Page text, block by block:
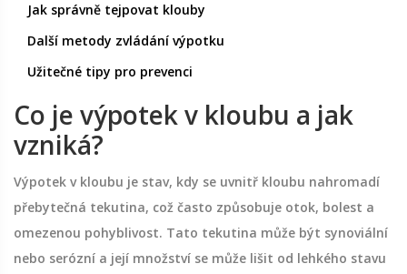
Jak správně tejpovat klouby
Další metody zvládání výpotku
Užitečné tipy pro prevenci
Co je výpotek v kloubu a jak
vzniká?
Výpotek v kloubu je stav, kdy se uvnitř kloubu nahromadí
přebytečná tekutina, což často způsobuje otok, bolest a
omezenou pohyblivost. Tato tekutina může být synoviální
nebo serózní a její množství se může lišit od lehkého stavu